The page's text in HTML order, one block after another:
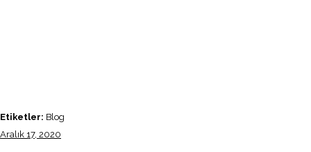
Etiketler: Blog
Aralık 17, 2020